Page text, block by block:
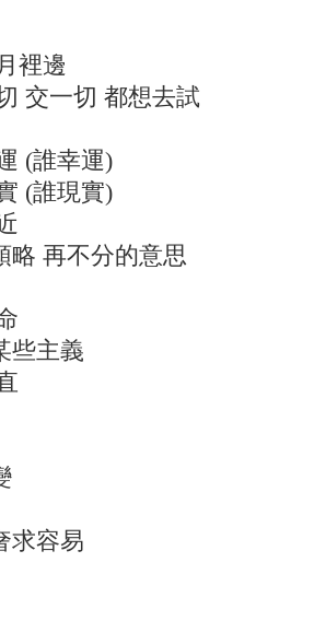
婚書
裡邊
交一切 都想去試
(誰幸運)
(誰現實)
近
略 再不分的意思
些主義
求容易
在